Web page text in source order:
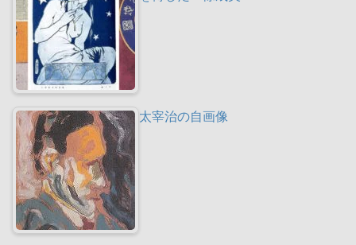
太宰治の自画像